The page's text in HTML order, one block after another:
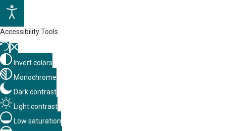
Accessibility Tools
Invert colors
Monochrome
Dark contrast
Light contrast
Low saturation